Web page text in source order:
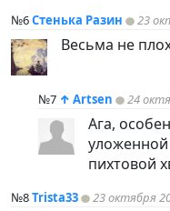
№6Стенька Разин 23
Весьма не
№7 ↑ Artsen 24
Ага,
пихтовой
№8Trista33 23 октября